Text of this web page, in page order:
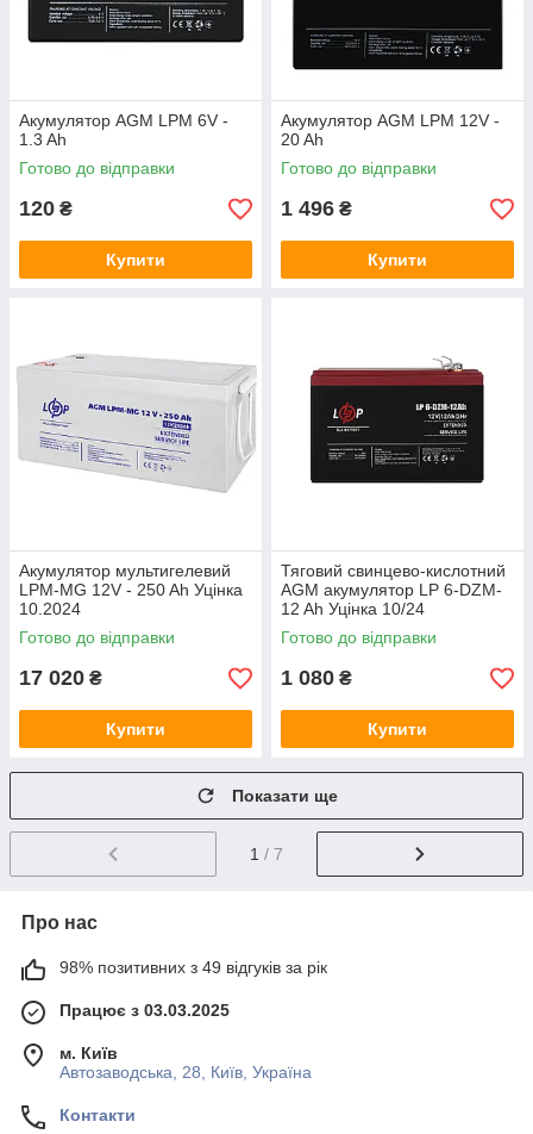
Акумулятор AGM LPM 6V -
1.3 Ah
Готово до відправки
120 ₴
Купити
Акумулятор AGM LPM 12V -
20 Ah
Готово до відправки
1 496 ₴
Купити
Акумулятор мультигелевий
LPM-MG 12V - 250 Ah Уцінка
10.2024
Готово до відправки
17 020 ₴
Купити
Тяговий свинцево-кислотний
AGM акумулятор LP 6-DZM-
12 Ah Уцінка 10/24
Готово до відправки
1 080 ₴
Купити
Показати ще
1 / 7
Про нас
98% позитивних з 49 відгуків за рік
Працює з 03.03.2025
м. Київ
Автозаводська, 28, Київ, Україна
Контакти